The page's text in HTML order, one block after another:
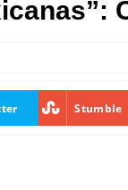
Stumble